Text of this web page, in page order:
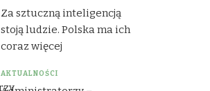
Za sztuczną inteligencją
stoją ludzie. Polska ma ich
coraz więcej
AKTUALNOŚCI